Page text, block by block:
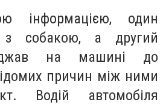
інформацією, один
з собакою, а другий
на машині до
причин між ними
Водій автомобіля